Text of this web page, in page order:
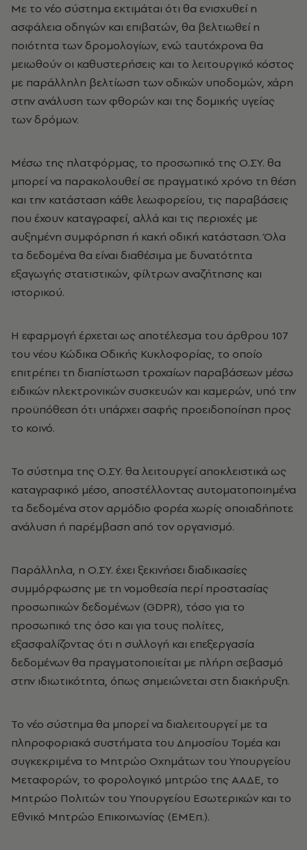
Με το νέο σύστημα εκτιμάται ότι θα ενισχυθεί η
ασφάλεια οδηγών και επιβατών, θα βελτιωθεί η
ποιότητα των δρομολογίων, ενώ ταυτόχρονα θα
μειωθούν οι καθυστερήσεις και το λειτουργικό κόστος
με παράλληλη βελτίωση των οδικών υποδομών, χάρη
στην ανάλυση των φθορών και της δομικής υγείας
των δρόμων.
Μέσω της πλατφόρμας, το προσωπικό της Ο.ΣΥ. θα
μπορεί να παρακολουθεί σε πραγματικό χρόνο τη θέση
και την κατάσταση κάθε λεωφορείου, τις παραβάσεις
που έχουν καταγραφεί, αλλά και τις περιοχές με
αυξημένη συμφόρηση ή κακή οδική κατάσταση. Όλα
τα δεδομένα θα είναι διαθέσιμα με δυνατότητα
εξαγωγής στατιστικών, φίλτρων αναζήτησης και
ιστορικού.
Η εφαρμογή έρχεται ως αποτέλεσμα του άρθρου 107
του νέου Κώδικα Οδικής Κυκλοφορίας, το οποίο
επιτρέπει τη διαπίστωση τροχαίων παραβάσεων μέσω
ειδικών ηλεκτρονικών συσκευών και καμερών, υπό την
προϋπόθεση ότι υπάρχει σαφής προειδοποίηση προς
το κοινό.
Το σύστημα της Ο.ΣΥ. θα λειτουργεί αποκλειστικά ως
καταγραφικό μέσο, αποστέλλοντας αυτοματοποιημένα
τα δεδομένα στον αρμόδιο φορέα χωρίς οποιαδήποτε
ανάλυση ή παρέμβαση από τον οργανισμό.
Παράλληλα, η Ο.ΣΥ. έχει ξεκινήσει διαδικασίες
συμμόρφωσης με τη νομοθεσία περί προστασίας
προσωπικών δεδομένων (GDPR), τόσο για το
προσωπικό της όσο και για τους πολίτες,
εξασφαλίζοντας ότι η συλλογή και επεξεργασία
δεδομένων θα πραγματοποιείται με πλήρη σεβασμό
στην ιδιωτικότητα, όπως σημειώνεται στη διακήρυξη.
Το νέο σύστημα θα μπορεί να διαλειτουργεί με τα
πληροφοριακά συστήματα του Δημοσίου Τομέα και
συγκεκριμένα το Μητρώο Οχημάτων του Υπουργείου
Μεταφορών, το φορολογικό μητρώο της ΑΑΔΕ, το
Μητρώο Πολιτών του Υπουργείου Εσωτερικών και το
Εθνικό Μητρώο Επικοινωνίας (ΕΜΕπ.).